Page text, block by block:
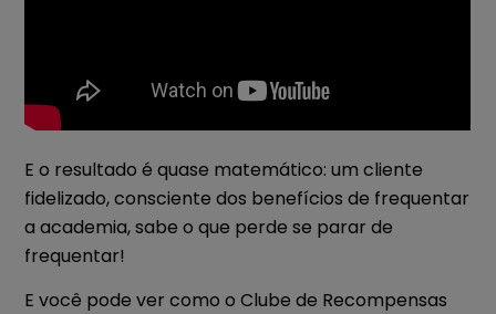
E o resultado é quase matemático: um cliente
fidelizado, consciente dos benefícios de frequentar
a academia, sabe o que perde se parar de
frequentar!
E você pode ver como o Clube de Recompensas